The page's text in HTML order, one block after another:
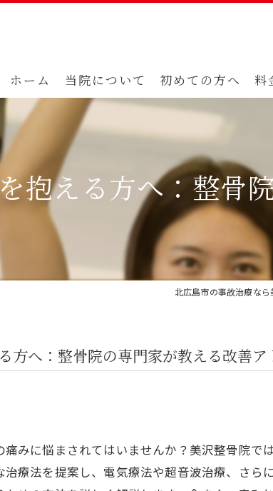
ホーム 当院について 初めての方へ 料
抱える方へ：整骨
北広島市の事故治療なら
方へ：整骨院の専門家が教える改善ア
みに悩まされてはいませんか？美沢整骨院
療法を提案し、電気療法や超音波治療、さ